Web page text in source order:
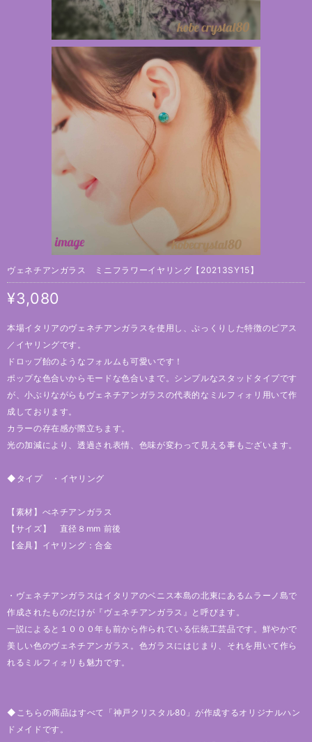
ヴェネチアンガラス ミニフラワーイヤリング【20213SY15】
¥3,080
本場イタリアのヴェネチアンガラスを使用し、ぷっくりした特徴のピアス
／イヤリングです。
ドロップ飴のようなフォルムも可愛いです！
ポップな色合いからモードな色合いまで。シンプルなスタッドタイプです
が、小ぶりながらもヴェネチアンガラスの代表的なミルフィォリ用いて作
成しております。
カラーの存在感が際立ちます。
光の加減により、透過され表情、色味が変わって見える事もございます。
◆タイプ ・イヤリング
【素材】べネチアンガラス
【サイズ】 直径８mm 前後
【金具】イヤリング：合金
・ヴェネチアンガラスはイタリアのベニス本島の北東にあるムラーノ島で
作成されたものだけが『ヴェネチアンガラス』と呼びます。
一説によると１０００年も前から作られている伝統工芸品です。鮮やかで
美しい色のヴェネチアンガラス。色ガラスにはじまり、それを用いて作ら
れるミルフィォリも魅力です。
◆こちらの商品はすべて「神戸クリスタル80」が作成するオリジナルハン
ドメイドです。